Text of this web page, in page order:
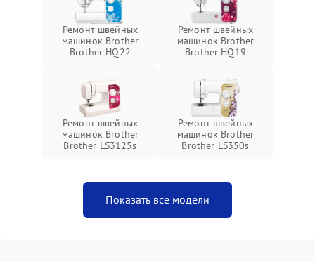
Ремонт швейных
машинок Brother
Brother HQ22
Ремонт швейных
машинок Brother
Brother HQ19
Ремонт швейных
машинок Brother
Brother LS3125s
Ремонт швейных
машинок Brother
Brother LS350s
Показать все модели